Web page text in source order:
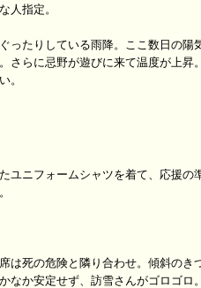
人指定。
ったりしている雨降。ここ数日の陽
さらに忌野が遊びに来て温度が上昇
ユニフォームシャツを着て、応援の
は死の危険と隣り合わせ。傾斜のき
なか安定せず、訪雪さんがゴロゴロ